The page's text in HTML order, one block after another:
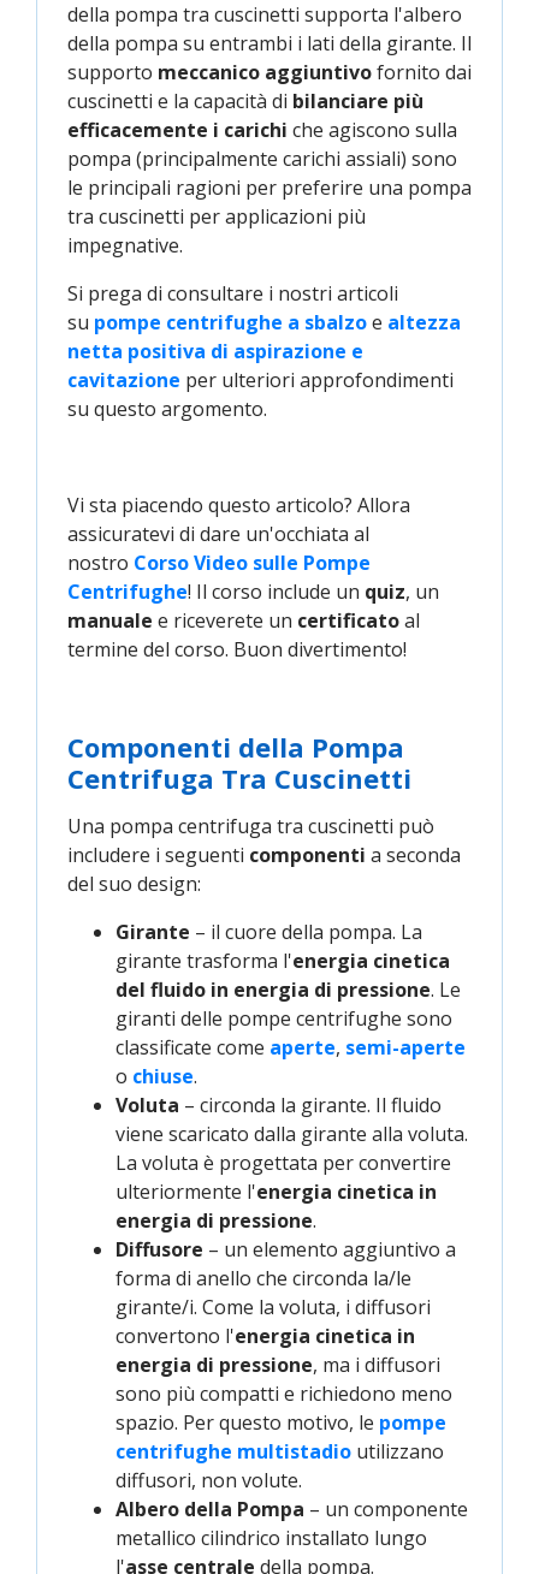
della pompa tra cuscinetti supporta l'albero
della pompa su entrambi i lati della girante. Il
supporto meccanico aggiuntivofornito dai
cuscinetti e la capacità di bilanciare più
efficacemente i carichi che agiscono sulla
pompa (principalmente carichi assiali) sono
le principali ragioni per preferire una pompa
tra cuscinetti per applicazioni più
impegnative.
Si prega di consultare i nostri articoli
su pompe centrifughe a sbalzoe altezza
netta positiva di aspirazione e
cavitazione per ulteriori approfondimenti
su questo argomento.
Vi sta piacendo questo articolo? Allora
assicuratevi di dare un'occhiata al
nostro Corso Video sulle Pompe
Centrifughe! Il corso include un quiz, un
manuale e riceverete un certificatoal
termine del corso. Buon divertimento!
Componenti della Pompa
Centrifuga Tra Cuscinetti
Una pompa centrifuga tra cuscinetti può
includere i seguenti componenti a seconda
del suo design:
Girante – il cuore della pompa. La
girante trasforma l'energia cinetica
del fluido in energia di pressione. Le
giranti delle pompe centrifughe sono
classificate come aperte, semi-aperte
o chiuse.
Voluta – circonda la girante. Il fluido
viene scaricato dalla girante alla voluta.
La voluta è progettata per convertire
ulteriormente l'energia cinetica in
energia di pressione.
Diffusore – un elemento aggiuntivo a
forma di anello che circonda la/le
girante/i. Come la voluta, i diffusori
convertono l'energia cinetica in
energia di pressione, ma i diffusori
sono più compatti e richiedono meno
spazio. Per questo motivo, le pompe
centrifughe multistadio utilizzano
diffusori, non volute.
Albero della Pompa – un componente
metallico cilindrico installato lungo
l'asse centrale della pompa.